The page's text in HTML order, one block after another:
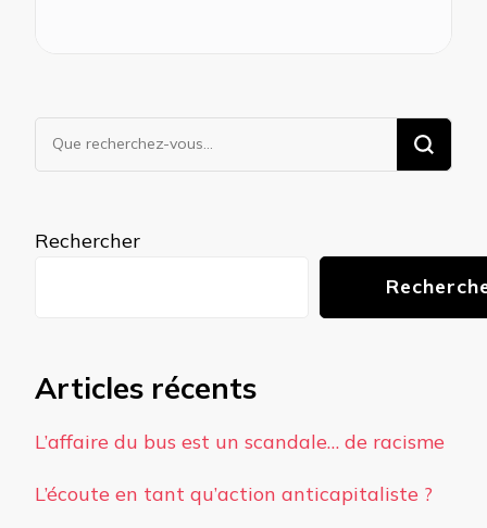
Vous
recherchiez
Rechercher
Articles récents
L’affaire du bus est un scandale… de racisme
L’écoute en tant qu’action anticapitaliste ?